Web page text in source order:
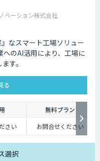
ベーション株式会社
なスマート工場ソリュー
のAI活用により、工場に
す。
る
無料プラン
さい お問合せください
選択